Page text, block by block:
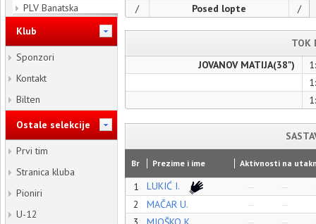
PLV Banatska
Klub
Sponzori
Kontakt
Bilten
Ostale selekcije
Prvi tim
Stranica kluba
Pioniri
U-12
/
Posed lopte /
TOK
JOVANOV MATIJA(38")
Br Prezime i ime Aktivnosti na
1
LUKIĆ I.
2
MAČAR U.